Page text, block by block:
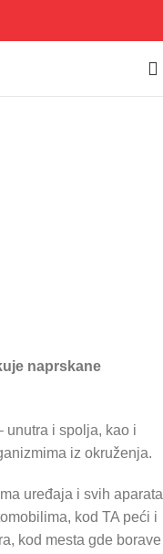
naprskane
unutra i spolja, kao i
iz okruženja.
uređaja i svih aparata
kod TA peći i
kod mesta gde borave